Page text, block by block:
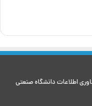
اطلاعات دانشگاه صنعتی